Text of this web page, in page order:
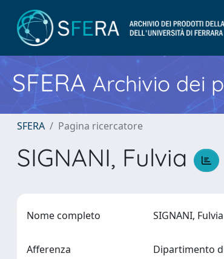
SFERA Archivio dei
SFERA Pagina ricercatore
SIGNANI, Fulvia
Nome completo SIGNANI, Fulvia
Afferenza Dipartimento